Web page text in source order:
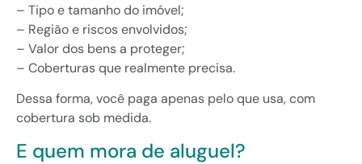
– Tipo e tamanho do imóvel;
– Região e riscos envolvidos;
– Valor dos bens a proteger;
– Coberturas que realmente precisa.
Dessa forma, você paga apenas pelo que usa, com
cobertura sob medida.
E quem mora de aluguel?